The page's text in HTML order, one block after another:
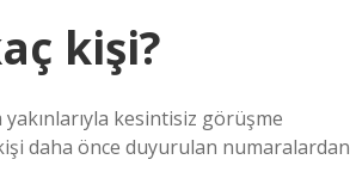
kişi?
kesintisiz görüşme
daha önce duyurulan numaralardan